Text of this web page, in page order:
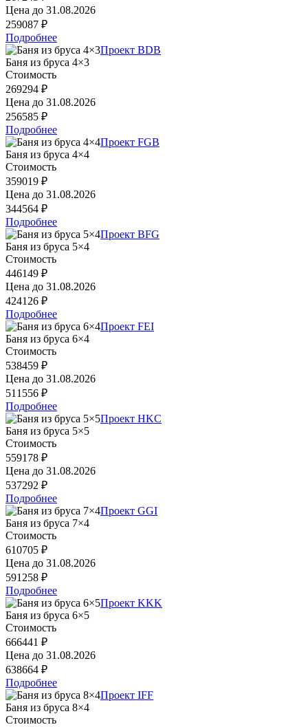
Цена до 31.08.2026
259087 ₽
Подробнее
Проект BDB
Баня из бруса 4×3
Стоимость
269294 ₽
Цена до 31.08.2026
256585 ₽
Подробнее
Проект FGB
Баня из бруса 4×4
Стоимость
359019 ₽
Цена до 31.08.2026
344564 ₽
Подробнее
Проект BFG
Баня из бруса 5×4
Стоимость
446149 ₽
Цена до 31.08.2026
424126 ₽
Подробнее
Проект FEI
Баня из бруса 6×4
Стоимость
538459 ₽
Цена до 31.08.2026
511556 ₽
Подробнее
Проект HKC
Баня из бруса 5×5
Стоимость
559178 ₽
Цена до 31.08.2026
537292 ₽
Подробнее
Проект GGI
Баня из бруса 7×4
Стоимость
610705 ₽
Цена до 31.08.2026
591258 ₽
Подробнее
Проект KKK
Баня из бруса 6×5
Стоимость
666441 ₽
Цена до 31.08.2026
638664 ₽
Подробнее
Проект IFF
Баня из бруса 8×4
Стоимость